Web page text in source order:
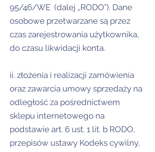
95/46/WE (dalej „RODO”). Dane
osobowe przetwarzane są przez
czas zarejestrowania użytkownika,
do czasu likwidacji konta.
ii. złożenia i realizacji zamówienia
oraz zawarcia umowy sprzedaży na
odległość za pośrednictwem
sklepu internetowego na
podstawie art. 6 ust. 1 lit. b RODO,
przepisów ustawy Kodeks cywilny,